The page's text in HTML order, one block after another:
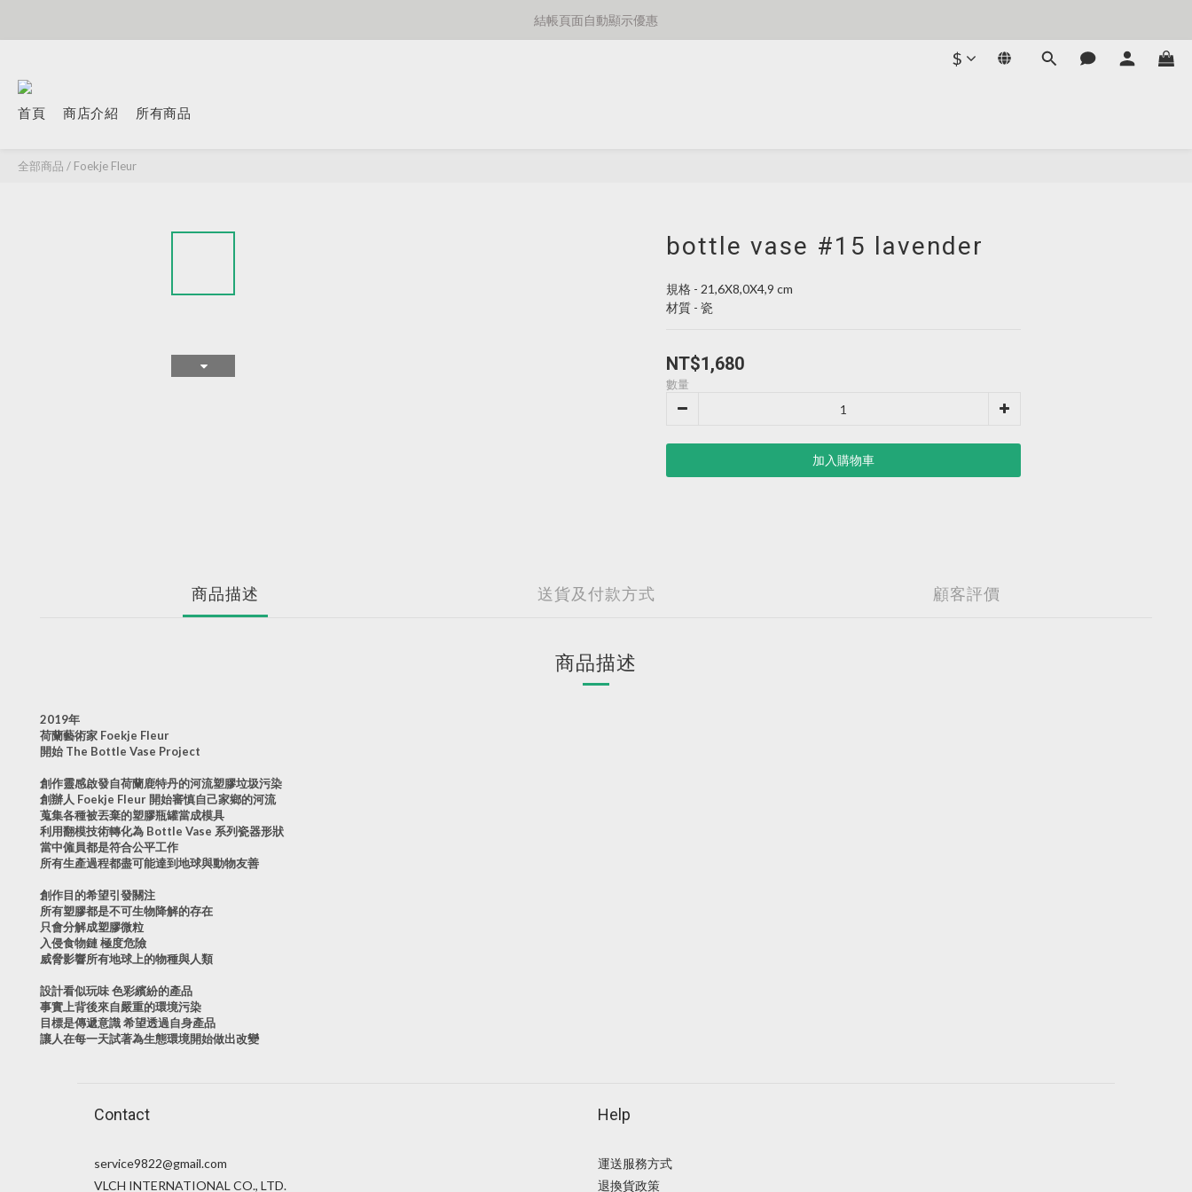
⚡️額外8折消費滿千免運費⚡️
結帳頁面自動顯示優惠
$
首頁 商店介紹 所有商品
全部商品 / Foekje Fleur
bottle vase #15 lavender
規格 - 21,6X8,0X4,9 cm
材質 - 瓷
NT$1,680
數量
加入購物車
商品描述 送貨及付款方式 顧客評價
商品描述
2019年
荷蘭藝術家 Foekje Fleur
開始 The Bottle Vase Project
創作靈感啟發自荷蘭鹿特丹的河流塑膠垃圾污染
創辦人 Foekje Fleur 開始審慎自己家鄉的河流
蒐集各種被丟棄的塑膠瓶罐當成模具
利用翻模技術轉化為 Bottle Vase 系列瓷器形狀
當中僱員都是符合公平工作
所有生產過程都盡可能達到地球與動物友善
創作目的希望引發關注
所有塑膠都是不可生物降解的存在
只會分解成塑膠微粒
入侵食物鏈 極度危險
威脅影響所有地球上的物種與人類
設計看似玩味 色彩繽紛的產品
事實上背後來自嚴重的環境污染
目標是傳遞意識 希望透過自身產品
讓人在每一天試著為生態環境開始做出改變
Contact
service9822@gmail.com
VLCH INTERNATIONAL CO., LTD.
Help
運送服務方式
退換貨政策